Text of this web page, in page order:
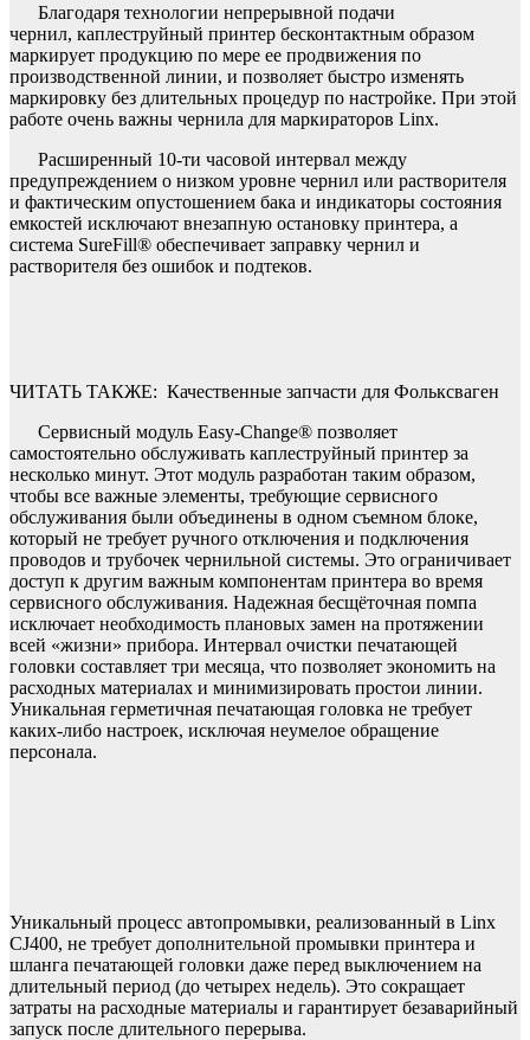
Благодаря технологии непрерывной подачи
чернил, каплеструйный принтер бесконтактным образом
маркирует продукцию по мере ее продвижения по
производственной линии, и позволяет быстро изменять
маркировку без длительных процедур по настройке. При этой
работе очень важны чернила для маркираторов Linx.
Расширенный 10-ти часовой интервал между
предупреждением о низком уровне чернил или растворителя
и фактическим опустошением бака и индикаторы состояния
емкостей исключают внезапную остановку принтера, а
система SureFill® обеспечивает заправку чернил и
растворителя без ошибок и подтеков.
ЧИТАТЬ ТАКЖЕ: Качественные запчасти для Фольксваген
Сервисный модуль Easy-Change® позволяет
самостоятельно обслуживать каплеструйный принтер за
несколько минут. Этот модуль разработан таким образом,
чтобы все важные элементы, требующие сервисного
обслуживания были объединены в одном съемном блоке,
который не требует ручного отключения и подключения
проводов и трубочек чернильной системы. Это ограничивает
доступ к другим важным компонентам принтера во время
сервисного обслуживания. Надежная бесщёточная помпа
исключает необходимость плановых замен на протяжении
всей «жизни» прибора. Интервал очистки печатающей
головки составляет три месяца, что позволяет экономить на
расходных материалах и минимизировать простои линии.
Уникальная герметичная печатающая головка не требует
каких-либо настроек, исключая неумелое обращение
персонала.
Уникальный процесс автопромывки, реализованный в Linx
CJ400, не требует дополнительной промывки принтера и
шланга печатающей головки даже перед выключением на
длительный период (до четырех недель). Это сокращает
затраты на расходные материалы и гарантирует безаварийный
запуск после длительного перерыва.